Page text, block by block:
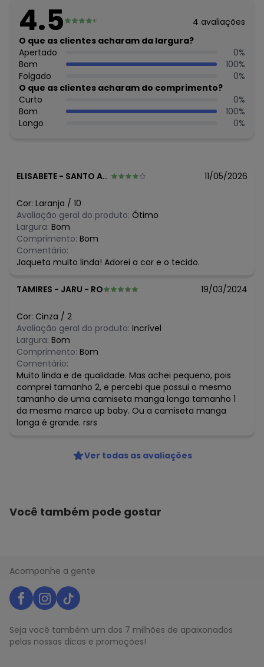
Cinto: Não acompanha
Decote frente: V
Fornecedor: MALHARIA CRISTINA LTDA / CNPJ
82.663.337/0001-43
Feito: Brasil
Cuidados para conservação do produto: Lavar 40°C, Não
Secar Em Tambor, Passar 150°C
Fechamento: Zíper
Tecido: Moletom
Composição: 50% algodão 50% poliéster
algum dia do mês, para o menor tamanho disponível.
julho/2026
junho/2026
maio/2026
abril/2026
março/2026
fevereiro/2026
4.5 4 avaliações
O que as clientes acharam da largura?
Apertado
0%
Bom
100%
Folgado
0%
O que as clientes acharam do comprimento?
Curto
0%
Bom
100%
Longo
0%
ELISABETE - SANTO ANDRE - SP 11/05/2026
Cor: Laranja / 10
Avaliação geral do produto: Ótimo
Largura: Bom
Comprimento: Bom
Comentário:
Jaqueta muito linda! Adorei a cor e o tecido.
TAMIRES - JARU - RO 19/03/2024
Cor: Cinza / 2
Avaliação geral do produto: Incrível
Largura: Bom
Comprimento: Bom
Comentário:
Muito linda e de qualidade. Mas achei pequeno, pois
comprei tamanho 2, e percebi que possui o mesmo
tamanho de uma camiseta manga longa tamanho 1
da mesma marca up baby. Ou a camiseta manga
longa é grande. rsrs
Ver todas as avaliações
Você também pode gostar
Acompanhe a gente
Seja você também um dos 7 milhões de apaixonados
pelas nossas dicas e promoções!